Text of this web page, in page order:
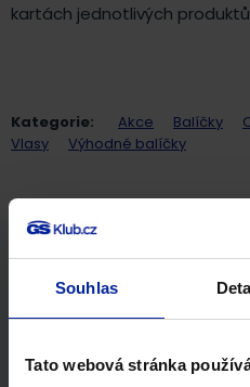
Souhlas
Tato webová stránka
kartách jednotlivých
Kategorie: Akce Balíčky
Vlasy
Výhodné balíčky
NA 3 MĚSÍCE